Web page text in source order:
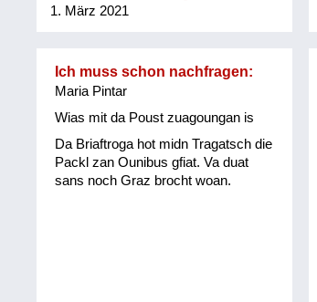
1. März 2021
Ich muss schon nachfragen:
Maria Pintar
Wias mit da Poust zuagoungan is
Da Briaftroga hot midn Tragatsch die
Packl zan Ounibus gfiat. Va duat
sans noch Graz brocht woan.